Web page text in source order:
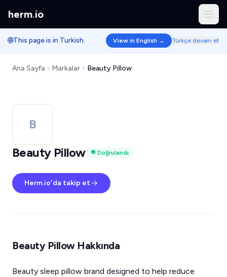
herm.io
🌐This page is in Turkish. View in English → Türkçe devam et
Ana Sayfa Markalar Beauty Pillow
B
Beauty Pillow
Doğrulandı
Herm.io'da takip et
Beauty Pillow Hakkında
Beauty sleep pillow brand designed to help reduce